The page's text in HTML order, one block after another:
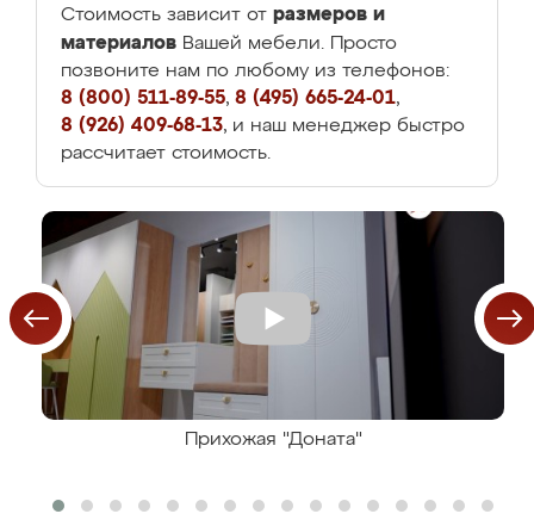
Стоимость зависит от размеров и
материалов Вашей мебели. Просто
позвоните нам по любому из телефонов:
8 (800) 511-89-55, 8 (495) 665-24-01,
8 (926) 409-68-13, и наш менеджер быстро
рассчитает стоимость.
Прихожая "Доната"